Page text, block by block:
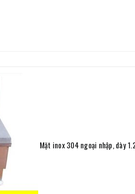
Mặt inox 304 ngoại nhập, dày